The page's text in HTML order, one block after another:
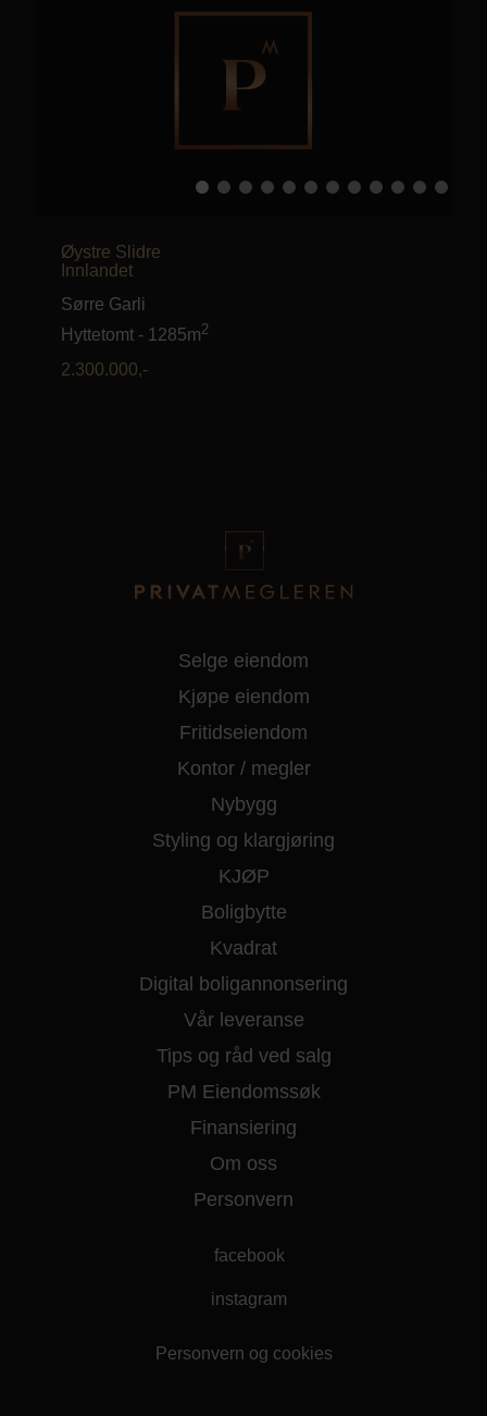
Øystre Slidre
Innlandet
Sørre Garli
Hyttetomt - 1285m2
2.300.000,-
Selge eiendom
Kjøpe eiendom
Fritidseiendom
Kontor / megler
Nybygg
Styling og klargjøring
KJØP
Boligbytte
Kvadrat
Digital boligannonsering
Vår leveranse
Tips og råd ved salg
PM Eiendomssøk
Finansiering
Om oss
Personvern
facebook
instagram
Personvern og cookies